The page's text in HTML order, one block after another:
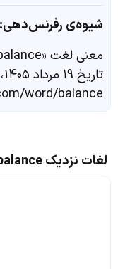
شیوه‌ی رفرنس‌دهی:
معنی لغت «balance» در
word/balance
لغات نزدیک balance